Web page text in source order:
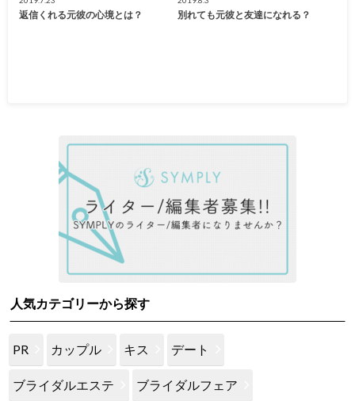
返信くれる元彼の心境とは？ 別れても元彼と友達になれる？
人気カテゴリーから探す
PR カップル キス デート
ブライダルエステ ブライダルフェア